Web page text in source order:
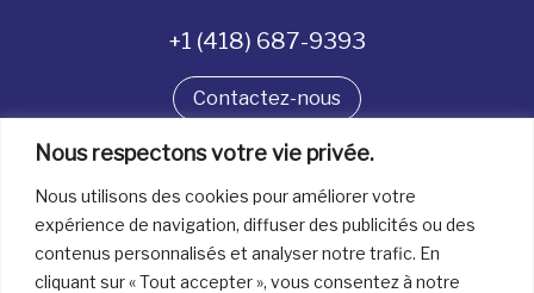
Nous respectons votre vie privée.
Nous utilisons des cookies pour améliorer votre
expérience de navigation, diffuser des publicités ou des
contenus personnalisés et analyser notre trafic. En
cliquant sur « Tout accepter », vous consentez à notre
+1 (418) 687-9393
Contactez-nous
Suivez-nous
Tous droits réservés. © La boîte à bijoux 2026